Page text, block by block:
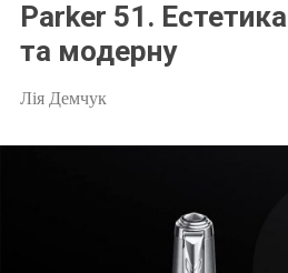
Parker 51.
та модерну
Лія Демчук